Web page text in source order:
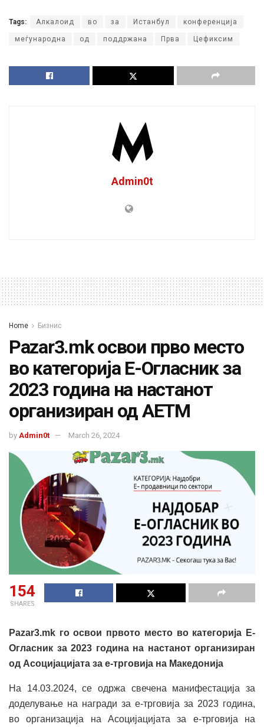
Tags: Алкалоид во за Истанбул конференција
меѓународна од поддржана Прва Цефиксим
Admin0t
Home Бизнис
Pazar3.mk освои прво место
во категорија Е-Огласник за
2023 година на настанот
организиран од АЕТМ
by Admin0t March 26, 2024
154
SHARES
Pazar3.mk го освои првото место во категорија Е-
Огласник за 2023 година на настанот организиран
од Aсоцијацијата за е-трговија на Македонија
На 14.03.2024, се одржа свечена манифестација за
доделување на награди за е-трговија за 2023 година,
во организација на Асоцијацијата за е-трговија на